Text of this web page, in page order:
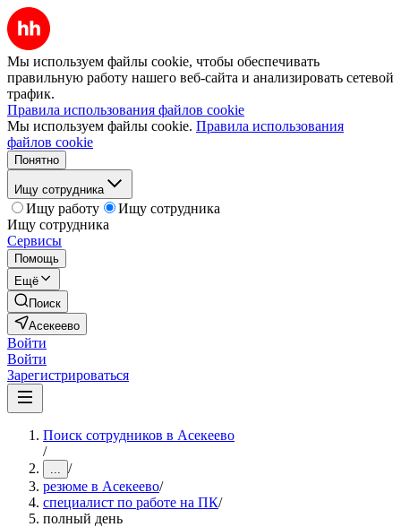
Мы используем файлы cookie, чтобы обеспечивать
правильную работу нашего веб-сайта и анализировать сетевой
трафик.
Правила использования файлов cookie
Мы используем файлы cookie. Правила использования
файлов cookie
Понятно
Ищу сотрудника
Ищу работу
Ищу сотрудника
Ищу сотрудника
Сервисы
Помощь
Ещё
Поиск
Асекеево
Войти
Войти
Зарегистрироваться
Поиск сотрудников в Асекеево
/
... /
резюме в Асекеево/
специалист по работе на ПК/
полный день